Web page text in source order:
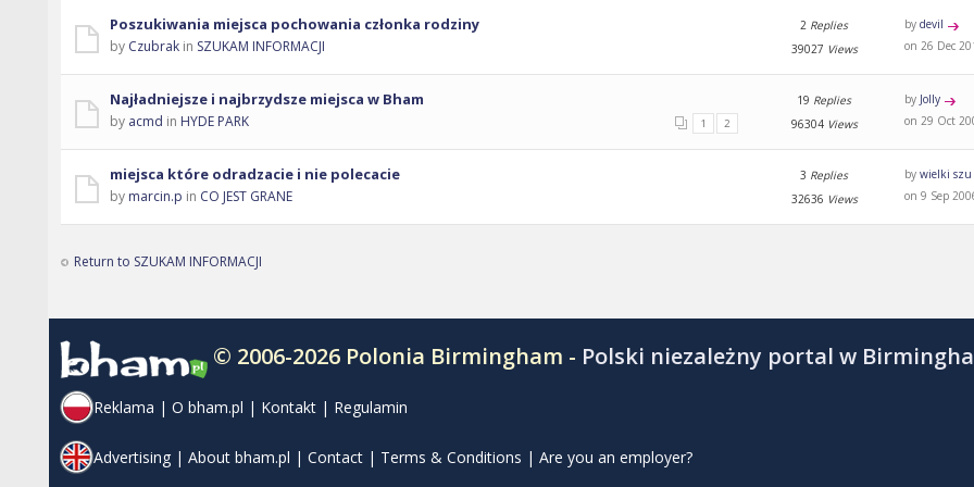
Poszukiwania miejsca pochowania członka rodziny
by Czubrak in SZUKAM INFORMACJI
2 Replies
39027 Views
bydevil
on 26 Dec
Najładniejsze i najbrzydsze miejsca w Bham
1 2
by acmd in HYDE PARK
19 Replies
96304 Views
by Jolly
on 29 Oct
miejsca które odradzacie i nie polecacie
by marcin.p in CO JEST GRANE
3 Replies
32636 Views
bywielki szu
on 9 Sep
Return to SZUKAM INFORMACJI
© 2006-2026 Polonia Birmingham - Polski niezależny portal w
Reklama | O bham.pl | Kontakt | Regulamin
Advertising | About bham.pl | Contact | Terms & Conditions | Are you an employer?